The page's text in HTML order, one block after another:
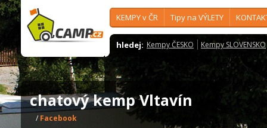
KEMPY v ČR Tipy na VÝLETY
hledej: Kempy ČESKO Kempy SLOVENSKO
chatový kemp Vltavín
/ Facebook